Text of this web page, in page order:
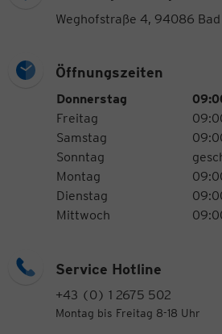
Weghofstraße 4, 94086
Öffnungszeiten
Öffnungszeiten
WochentagUhrzeiten
Donnerstag
Freitag
Samstag
Sonntag
Montag
Dienstag
Mittwoch
Service Hotline
+43 (0) 1 2675 502
Montag bis Freitag 8-18 Uhr